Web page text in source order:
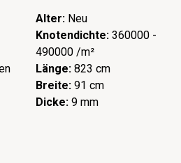
Alter: Neu
Knotendichte: 360000 -
490000 /m²
Länge: 823 cm
Breite: 91 cm
Dicke: 9 mm